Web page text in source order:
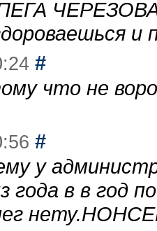
#
что не
#
у
года в в год